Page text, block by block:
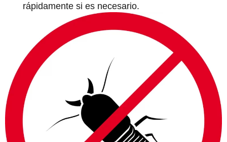
rápidamente si es necesario.